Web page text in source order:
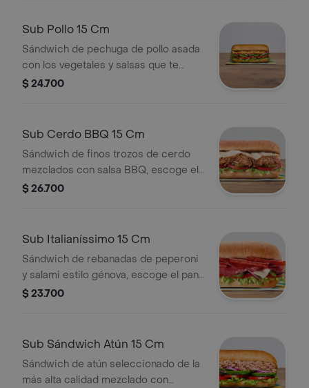
Sub Pollo 15 Cm
Sándwich de pechuga de pollo asada
con los vegetales y salsas que te
encantaran, escoge el pan, queso,
$ 24.700
Sub Cerdo BBQ 15 Cm
Sándwich de finos trozos de cerdo
mezclados con salsa BBQ, escoge el
pan, queso, vegetales y salsas que
$ 26.700
Sub Italianíssimo 15 Cm
Sándwich de rebanadas de peperoni
y salami estilo génova, escoge el pan,
queso, vegetales y salsas que
$ 23.700
Sub Sándwich Atún 15 Cm
Sándwich de atún seleccionado de la
más alta calidad mezclado con